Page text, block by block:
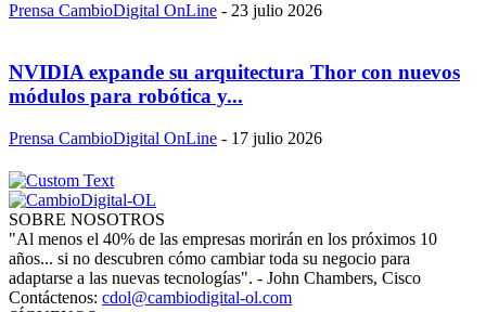
Prensa CambioDigital OnLine - 23 julio 2026
NVIDIA expande su arquitectura Thor con nuevos
módulos para robótica y...
Prensa CambioDigital OnLine - 17 julio 2026
SOBRE NOSOTROS
"Al menos el 40% de las empresas morirán en los próximos 10
años... si no descubren cómo cambiar toda su negocio para
adaptarse a las nuevas tecnologías". - John Chambers, Cisco
Contáctenos: cdol@cambiodigital-ol.com